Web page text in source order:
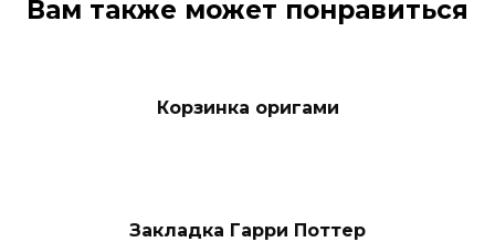
Вам также может понравиться
Корзинка оригами
Закладка Гарри Поттер